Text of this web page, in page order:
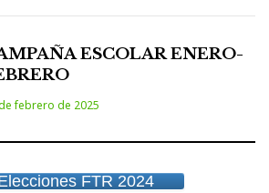
ESCOLAR ENERO-
febrero de 2025
FTR 2024